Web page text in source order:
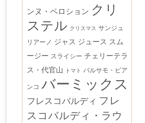
ンヌ・ペロション クリ
ステル クリスマス サンジュ
リアーノ ジャス ジュース スム
ージー スライシー チェリーテラ
ス・代官山
トマト バルサモ・ビア
ンコ バーミックス
フレスコバルディ フレ
スコバルディ・ラウ